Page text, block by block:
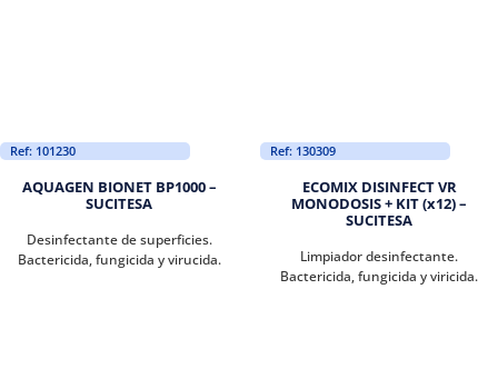
Ref: 101230
AQUAGEN BIONET BP1000 –
SUCITESA
Desinfectante de superficies.
Bactericida, fungicida y virucida.
Ref: 130309
ECOMIX DISINFECT VR
MONODOSIS + KIT (x12) –
SUCITESA
Limpiador desinfectante.
Bactericida, fungicida y viricida.